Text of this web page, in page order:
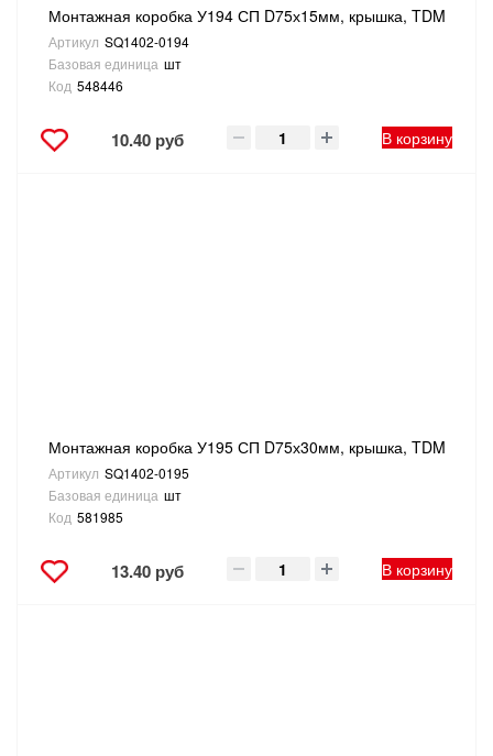
Монтажная коробка У194 СП D75х15мм, крышка, TDM
Артикул SQ1402-0194
Базовая единица шт
Код 548446
10.40 руб В корзину
Монтажная коробка У195 СП D75х30мм, крышка, TDM
Артикул SQ1402-0195
Базовая единица шт
Код 581985
13.40 руб В корзину